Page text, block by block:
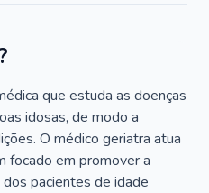
que estuda as doenças
idosas, de modo a
O médico geriatra atua
focado em promover a
pacientes de idade